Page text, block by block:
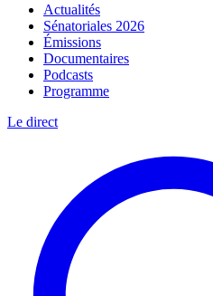
Actualités
Sénatoriales 2026
Émissions
Documentaires
Podcasts
Programme
Le direct